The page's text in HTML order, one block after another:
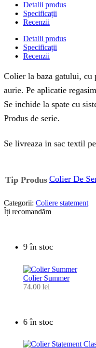
Detalii produs
Specificații
Recenzii
Detalii produs
Specificații
Recenzii
Colier la baza gatului, cu
aurie. Pe aplicatie
Se inchide la spate cu
Produs de serie.
Se livreaza in sac textil
Tip Produs Colier De
Categorii: Coliere statement
Îți recomandăm
9 în stoc
Colier Summer
74.00 lei
6 în stoc